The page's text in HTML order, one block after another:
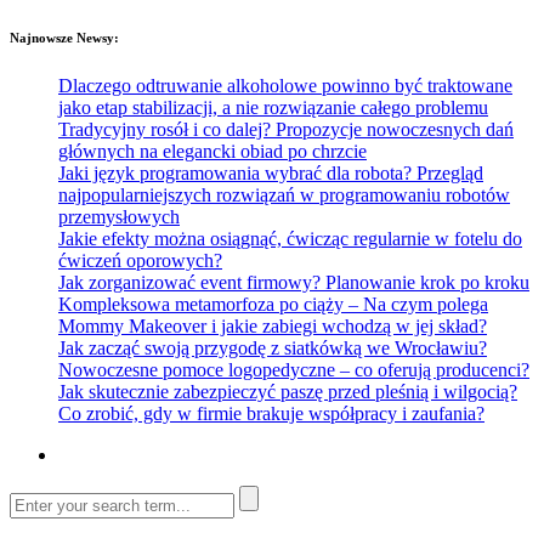
Najnowsze Newsy:
Dlaczego odtruwanie alkoholowe powinno być traktowane
jako etap stabilizacji, a nie rozwiązanie całego problemu
Tradycyjny rosół i co dalej? Propozycje nowoczesnych dań
głównych na elegancki obiad po chrzcie
Jaki język programowania wybrać dla robota? Przegląd
najpopularniejszych rozwiązań w programowaniu robotów
przemysłowych
Jakie efekty można osiągnąć, ćwicząc regularnie w fotelu do
ćwiczeń oporowych?
Jak zorganizować event firmowy? Planowanie krok po kroku
Kompleksowa metamorfoza po ciąży – Na czym polega
Mommy Makeover i jakie zabiegi wchodzą w jej skład?
Jak zacząć swoją przygodę z siatkówką we Wrocławiu?
Nowoczesne pomoce logopedyczne – co oferują producenci?
Jak skutecznie zabezpieczyć paszę przed pleśnią i wilgocią?
Co zrobić, gdy w firmie brakuje współpracy i zaufania?